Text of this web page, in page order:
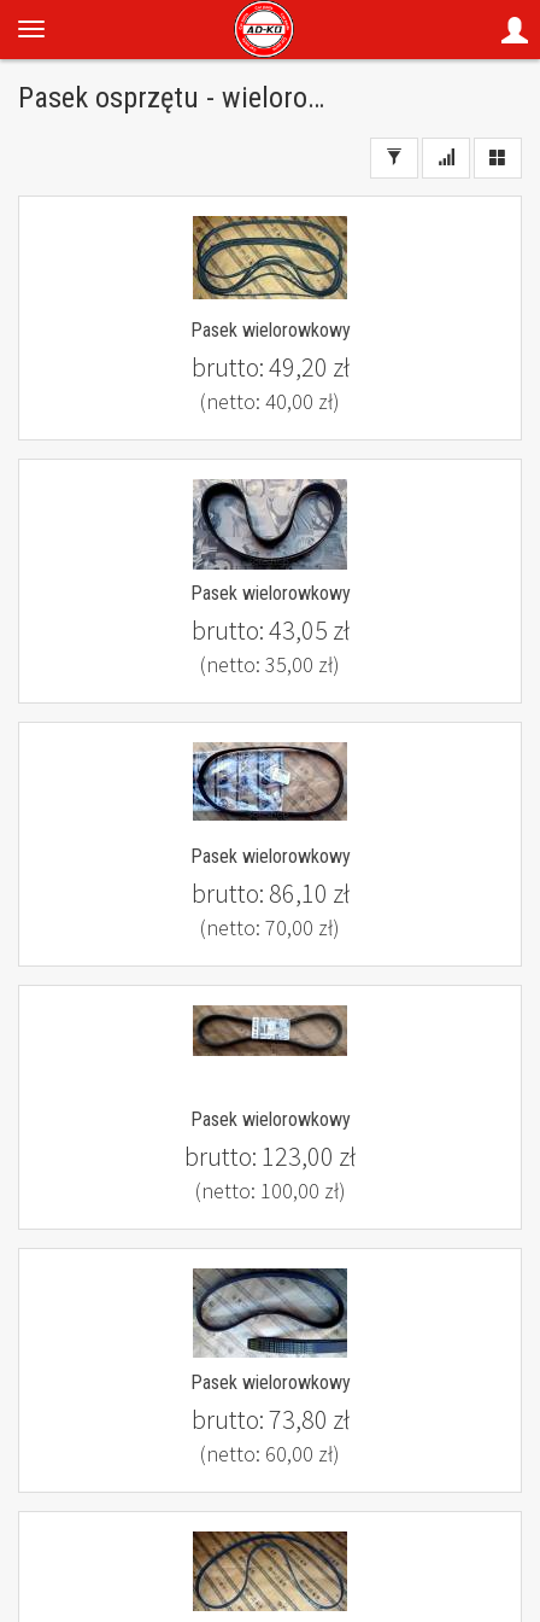
Pasek osprzętu - wielorowkowy
Pasek wielorowkowy
brutto:49,20 zł
(netto: 40,00 zł)
Pasek wielorowkowy
brutto:43,05 zł
(netto: 35,00 zł)
Pasek wielorowkowy
brutto: 86,10 zł
(netto: 70,00 zł)
Pasek wielorowkowy
brutto: 123,00 zł
(netto: 100,00 zł)
Pasek wielorowkowy
brutto:73,80 zł
(netto: 60,00 zł)